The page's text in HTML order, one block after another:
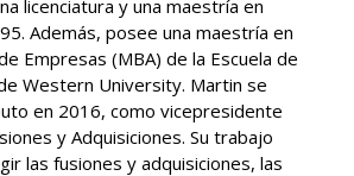
licenciatura y una maestría en
Además, posee una maestría en
Empresas (MBA) de la Escuela de
Western University. Martin se
en 2016, como vicepresidente
y Adquisiciones. Su trabajo
las fusiones y adquisiciones, las